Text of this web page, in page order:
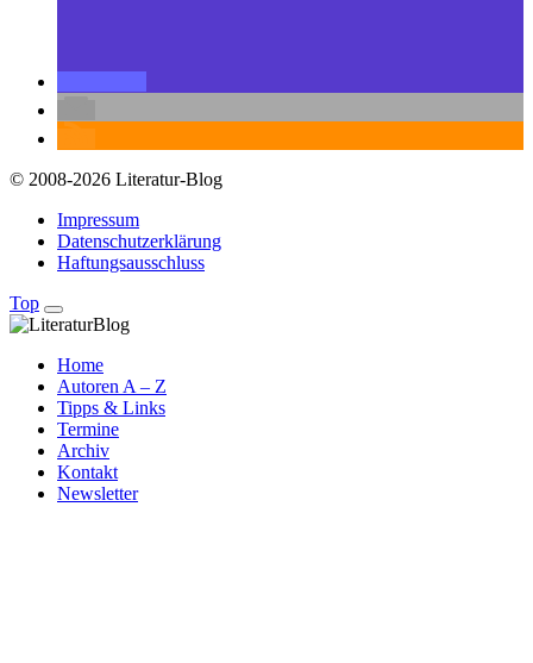
© 2008-2026 Literatur-Blog
Impressum
Datenschutzerklärung
Haftungsausschluss
Top
Home
Autoren A – Z
Tipps & Links
Termine
Archiv
Kontakt
Newsletter